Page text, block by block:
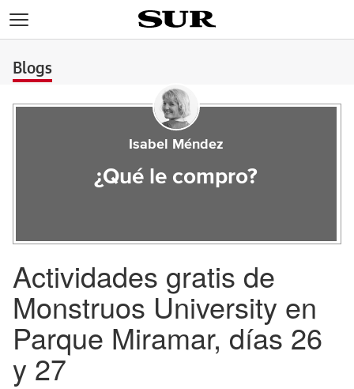
Blogs
Isabel Méndez
¿Qué le compro?
Actividades gratis de
Monstruos University en
Parque Miramar, días 26
y 27